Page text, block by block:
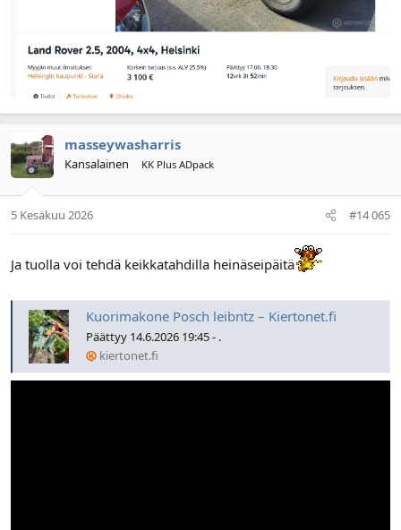
masseywasharris
Kansalainen KK Plus ADpack
5 Kesäkuu 2026 #14 065
Ja tuolla voi tehdä keikkatahdilla heinäseipäitä
Kuorimakone Posch leibntz – Kiertonet.fi
Päättyy 14.6.2026 19:45 - .
kiertonet.fi